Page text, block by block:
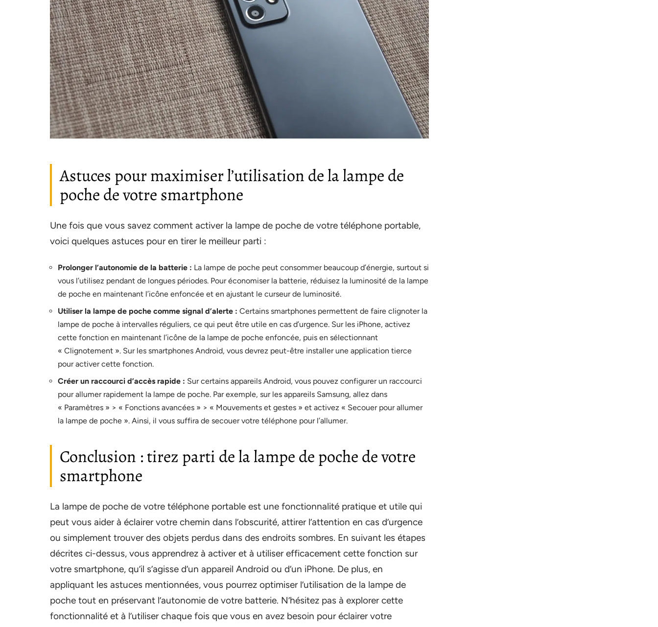
Astuces pour maximiser l’utilisation de la lampe de
poche de votre smartphone
Une fois que vous savez comment activer la lampe de poche de votre téléphone portable,
voici quelques astuces pour en tirer le meilleur parti :
Prolonger l’autonomie de la batterie : La lampe de poche peut consommer beaucoup d’énergie, surtout si
vous l’utilisez pendant de longues périodes. Pour économiser la batterie, réduisez la luminosité de la lampe
de poche en maintenant l’icône enfoncée et en ajustant le curseur de luminosité.
Utiliser la lampe de poche comme signal d’alerte : Certains smartphones permettent de faire clignoter la
lampe de poche à intervalles réguliers, ce qui peut être utile en cas d’urgence. Sur les iPhone, activez
cette fonction en maintenant l’icône de la lampe de poche enfoncée, puis en sélectionnant
« Clignotement ». Sur les smartphones Android, vous devrez peut-être installer une application tierce
pour activer cette fonction.
Créer un raccourci d’accès rapide : Sur certains appareils Android, vous pouvez configurer un raccourci
pour allumer rapidement la lampe de poche. Par exemple, sur les appareils Samsung, allez dans
« Paramètres » > « Fonctions avancées » > « Mouvements et gestes » et activez « Secouer pour allumer
la lampe de poche ». Ainsi, il vous suffira de secouer votre téléphone pour l’allumer.
Conclusion : tirez parti de la lampe de poche de votre
smartphone
La lampe de poche de votre téléphone portable est une fonctionnalité pratique et utile qui
peut vous aider à éclairer votre chemin dans l’obscurité, attirer l’attention en cas d’urgence
ou simplement trouver des objets perdus dans des endroits sombres. En suivant les étapes
décrites ci-dessus, vous apprendrez à activer et à utiliser efficacement cette fonction sur
votre smartphone, qu’il s’agisse d’un appareil Android ou d’un iPhone. De plus, en
appliquant les astuces mentionnées, vous pourrez optimiser l’utilisation de la lampe de
poche tout en préservant l’autonomie de votre batterie. N’hésitez pas à explorer cette
fonctionnalité et à l’utiliser chaque fois que vous en avez besoin pour éclairer votre